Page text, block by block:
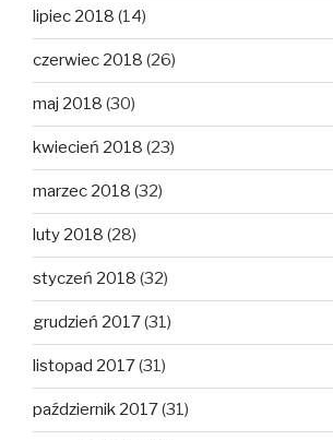
lipiec 2018 (14)
czerwiec 2018 (26)
maj 2018 (30)
kwiecień 2018 (23)
marzec 2018 (32)
luty 2018 (28)
styczeń 2018 (32)
grudzień 2017(31)
listopad 2017(31)
październik 2017(31)